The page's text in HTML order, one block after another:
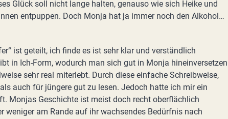
Glück soll nicht lange halten, genauso wie sich Heike und
entpuppen. Doch Monja hat ja immer noch den Alkohol…
ist geteilt, ich finde es ist sehr klar und verständlich
in Ich-Form, wodurch man sich gut in Monja hineinversetzen
sehr real miterlebt. Durch diese einfache Schreibweise,
auch für jüngere gut zu lesen. Jedoch hatte ich mir ein
Monjas Geschichte ist meist doch recht oberflächlich
weniger am Rande auf ihr wachsendes Bedürfnis nach